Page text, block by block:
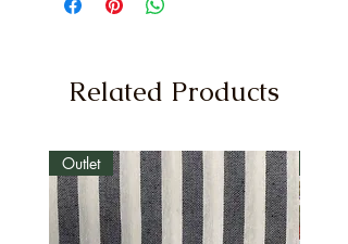
Related Products
Outlet